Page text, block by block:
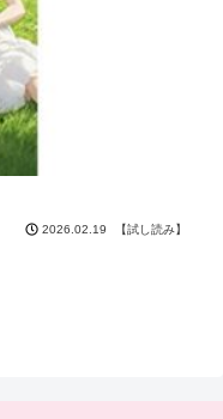
2026.02.19 【試し読み】